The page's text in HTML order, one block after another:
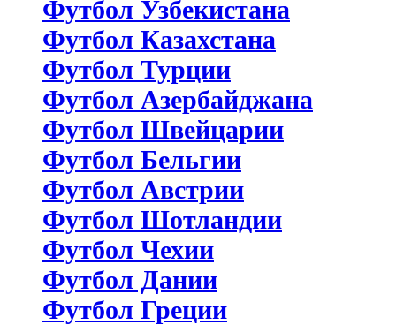
Футбол Узбекистана
Футбол Казахстана
Футбол Турции
Футбол Азербайджана
Футбол Швейцарии
Футбол Бельгии
Футбол Австрии
Футбол Шотландии
Футбол Чехии
Футбол Дании
Футбол Греции